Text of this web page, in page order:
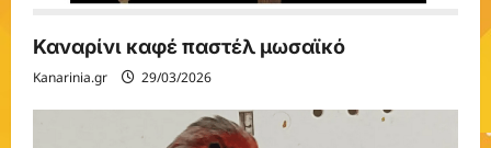
Καναρίνι καφέ παστέλ μωσαϊκό
Kanarinia.gr 29/03/2026